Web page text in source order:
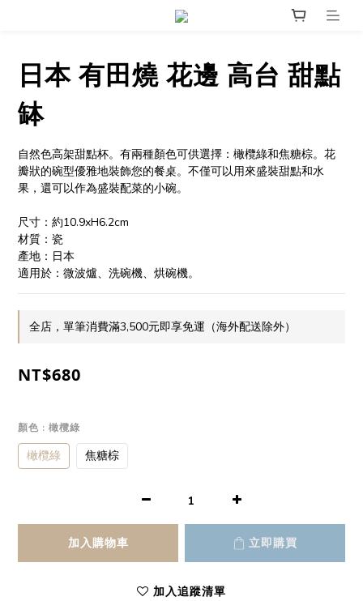
日本 有田燒 花邊 高台 甜點
缽
自然色高架甜點杯。有兩種顏色可供選擇：橄欖綠和焦糖棕。花
瓣狀的碗型優雅地裝飾您的餐桌。不僅可以用來盛裝甜點和水
果，還可以作為盛裝配菜的小碗。
尺寸：約10.9xH6.2cm
材質：瓷
產地：日本
適用於：微波爐、洗碗機、烘碗機。
全店，單筆消費滿3,500元即享免運（海外配送除外）
NT$680
顏色 : 橄欖綠
橄欖綠 焦糖棕
加入購物車 立即購買
加入追蹤清單